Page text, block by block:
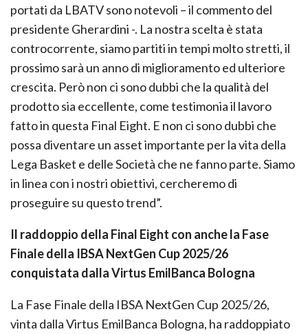
portati da LBATV sono notevoli – il commento del
presidente Gherardini -. La nostra scelta è stata
controcorrente, siamo partiti in tempi molto stretti, il
prossimo sarà un anno di miglioramento ed ulteriore
crescita. Però non ci sono dubbi che la qualità del
prodotto sia eccellente, come testimonia il lavoro
fatto in questa Final Eight. E non ci sono dubbi che
possa diventare un asset importante per la vita della
Lega Basket e delle Società che ne fanno parte. Siamo
in linea con i nostri obiettivi, cercheremo di
proseguire su questo trend”.
Il raddoppio della Final Eight con anche la Fase
Finale della IBSA NextGen Cup 2025/26
conquistata dalla Virtus EmilBanca Bologna
La Fase Finale della IBSA NextGen Cup 2025/26,
vinta dalla Virtus EmilBanca Bologna, ha raddoppiato